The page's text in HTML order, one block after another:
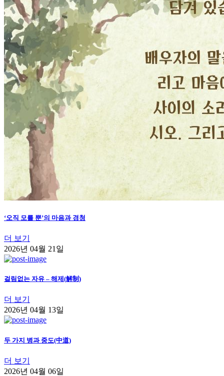
‘오직 모를 뿐’의 마음과 경청
더 보기
2026년 04월 21일
걸림없는 자유 – 해제(解制)
더 보기
2026년 04월 13일
두 가지 병과 중도(中道)
더 보기
2026년 04월 06일